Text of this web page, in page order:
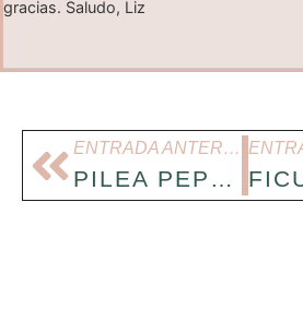
gracias. Saludo, Liz
ENTRADA ANTERIOR
PILEA PEPEROMIOIDES O LA DELICADEZA MISMA